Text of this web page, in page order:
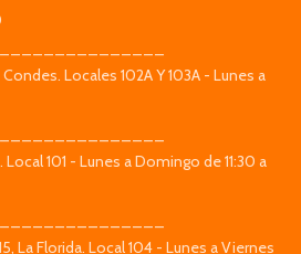
Locales 102A Y 103A - Lunes a
101 - Lunes a Domingo de 11:30 a
La Florida. Local 104 - Lunes a Viernes